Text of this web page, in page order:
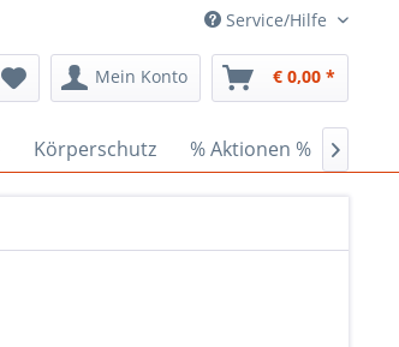
Service/Hilfe
Mein Konto € 0,00 *
Körperschutz % Aktionen % 